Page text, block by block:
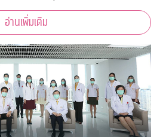
อ่านเพิ่มเติม